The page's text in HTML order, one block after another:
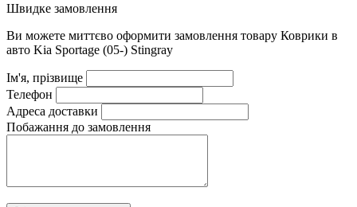
Швидке замовлення
Ви можете миттєво оформити замовлення товару Коврики в
авто Kia Sportage (05-) Stingray
Ім'я, прізвище
Телефон
Адреса доставки
Побажання до замовлення